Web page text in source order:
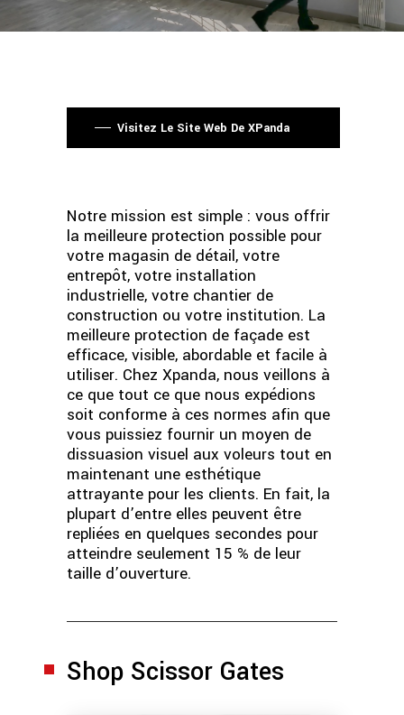
Visitez Le Site Web De XPanda
Notre mission est simple : vous offrir
la meilleure protection possible pour
votre magasin de détail, votre
entrepôt, votre installation
industrielle, votre chantier de
construction ou votre institution. La
meilleure protection de façade est
efficace, visible, abordable et facile à
utiliser. Chez Xpanda, nous veillons à
ce que tout ce que nous expédions
soit conforme à ces normes afin que
vous puissiez fournir un moyen de
dissuasion visuel aux voleurs tout en
maintenant une esthétique
attrayante pour les clients. En fait, la
plupart d’entre elles peuvent être
repliées en quelques secondes pour
atteindre seulement 15 % de leur
taille d’ouverture.
Shop Scissor Gates